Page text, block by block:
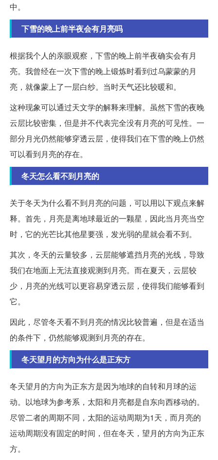
中。
下雪的晚上前半夜会有月亮吗
根据我个人的亲眼观察，下雪的晚上前半夜确实会有月
亮。我曾经在一次下雪的晚上锻炼时看到过乌蒙蒙的月
亮，就像蒙上了一层白纱。当时天气还比较暖和。
这种现象可以通过天文学的解释来理解。虽然下雪的夜晚
云层比较密集，但是并不代表完全没有月亮的可见性。一
部分月光仍然能够穿透云层，使得我们在下雪的晚上仍然
可以看到月亮的存在。
冬天怎么看不到月亮的
关于冬天为什么看不到月亮的问题，可以用以下观点来解
释。首先，月亮是离地球最近的一颗星，因此当月亮当空
时，它的光芒比其他星要强，发光弱的星就会看不到。
其次，冬天的云量较多，云层能够遮挡月亮的光线，导致
我们在地面上无法直接观测到月亮。而在夏天，云层较
少，月亮的光线可以更容易穿透云层，使得我们能够看到
它。
因此，尽管冬天看不到月亮的情况比较普遍，但是在适当
的条件下，仍然能够观测到月亮的存在。
冬天望月的方向为什么是正东方
冬天望月的方向为正东方是因为地球的自转和月球的运
动。以地球为参考系，太阳和月亮都是自东向西移动的。
尽管二者的周期不同，太阳的运动周期为1天，而月亮的
运动周期没有固定的时间，但在冬天，望月的方向为正东
方。